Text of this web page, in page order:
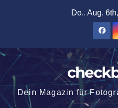
Do.. Aug.
Dein Magazin für